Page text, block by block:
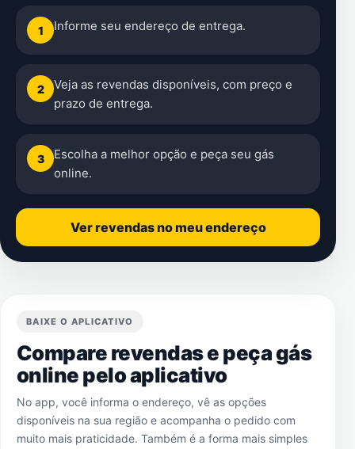
1 Informe seu endereço de entrega.
2
Veja as revendas disponíveis, com preço e
prazo de entrega.
3
Escolha a melhor opção e peça seu gás
online.
Ver revendas no meu endereço
BAIXE O APLICATIVO
Compare revendas e peça gás
online pelo aplicativo
No app, você informa o endereço, vê as opções
disponíveis na sua região e acompanha o pedido com
muito mais praticidade. Também é a forma mais simples